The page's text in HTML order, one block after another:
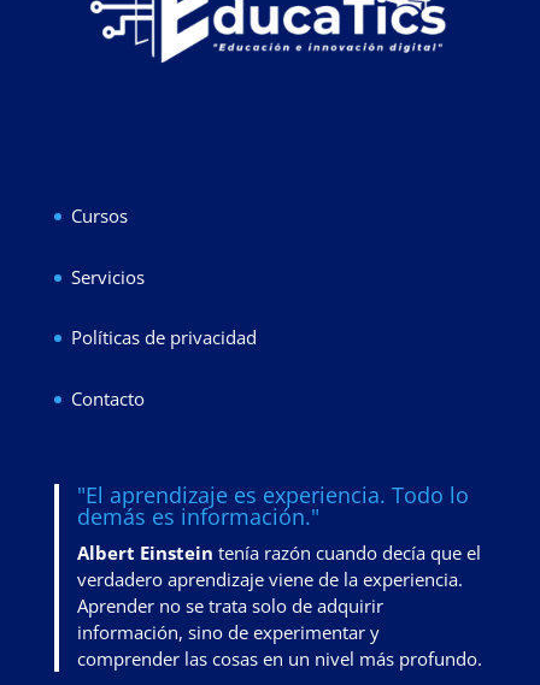
Cursos
Servicios
Políticas de privacidad
Contacto
"El aprendizaje es experiencia. Todo lo
demás es información."
Albert Einstein tenía razón cuando decía que el
verdadero aprendizaje viene de la experiencia.
Aprender no se trata solo de adquirir
información, sino de experimentar y
comprender las cosas en un nivel más profundo.